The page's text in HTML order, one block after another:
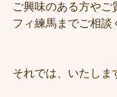
ご興味のある方やご
フィ練馬までご相談
それでは、いたしま